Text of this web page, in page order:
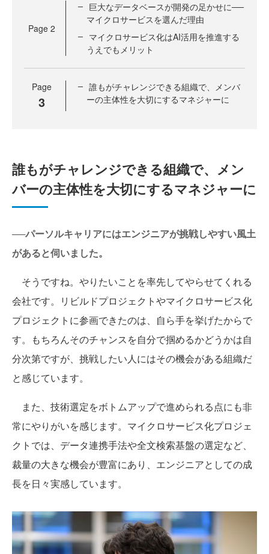
Page 2
巨大なデータベースが開発の足かせに──
マイクロサービスを選んだ理由
マイクロサービス化はAI活用を推進する
うえでもメリット
Page
3
誰もがチャレンジできる組織で、メンバ
ーの主体性を大切にするマネジャーに
誰もがチャレンジできる組織で、メン
バーの主体性を大切にするマネジャーに
──パーソルキャリアにはエンジニアが挑戦しやすい風土
があると伺いました。
そうですね。やりたいことを率先してやらせてくれる
会社です。リビルドプロジェクトやマイクロサービス化
プロジェクトに参画できたのは、自ら手を挙げたからで
す。もちろんそのチャンスを自分で掴めるかどうかは自
分次第ですが、挑戦したい人にはその機会がある組織だ
と感じています。
また、技術選定をボトムアップで進められる点にも非
常にやりがいを感じます。マイクロサービス化プロジェ
クトでは、データ連携手法や全文検索基盤の選定など、
裁量の大きな機会が豊富にあり、エンジニアとしての成
長を日々実感しています。